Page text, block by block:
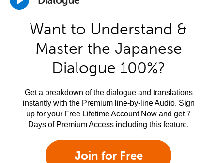
Want to Understand &
Master the Japanese
Dialogue 100%?
Get a breakdown of the dialogue and translations
instantly with the Premium line-by-line Audio. Sign
up for your Free Lifetime Account Now and get 7
Days of Premium Access including this feature.
Join for Free